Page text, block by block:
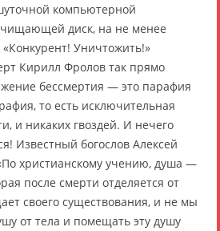
компьютерной
диск, на не менее
Уничтожить!»
Кирилл Фролов так прямо
бессмертия — это парафия
то есть исключительная
и никаких гвоздей. И нечего
Известный богослов Алексей
христианскому учению, душа —
после смерти отделяется от
своего существования, и не мы
от тела и помещать эту душу